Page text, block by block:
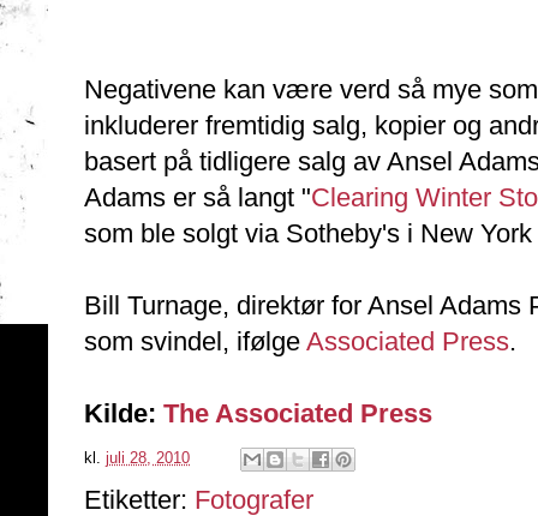
Negativene kan være verd så mye
inkluderer fremtidig salg, kopier og
basert på tidligere salg av Ansel
Adams er så langt "Clearing Winter
som ble solgt via Sotheby's i New
Bill Turnage, direktør for Ansel Adams
som svindel, ifølge Associated Press.
Kilde: The Associated Press
kl. juli 28, 2010
Etiketter: Fotografer